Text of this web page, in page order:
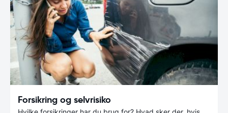
Forsikring og selvrisiko